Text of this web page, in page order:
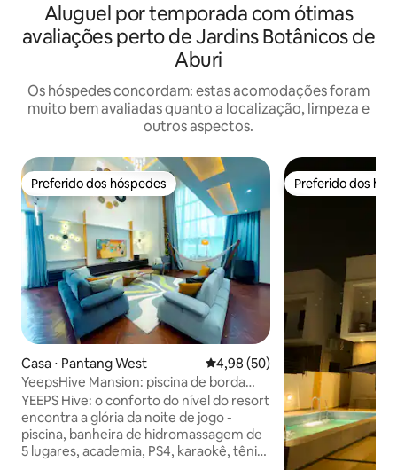
Aluguel por temporada com ótimas
avaliações perto de Jardins Botânicos de
Aburi
Os hóspedes concordam: estas acomodações foram
muito bem avaliadas quanto a localização, limpeza e
outros aspectos.
Preferido dos hóspedes
Preferido dos hóspedes
Casa ⋅ Pantang West 4,98 de uma avaliação média
4,98 (50)
YeepsHive Mansion: piscina de borda
infinita, lounge e academia
YEEPS Hive: o conforto do nível do resort
encontra a glória da noite de jogo -
piscina, banheira de hidromassagem de
5 lugares, academia, PS4, karaokê, tênis
Preferido dos
Preferido dos